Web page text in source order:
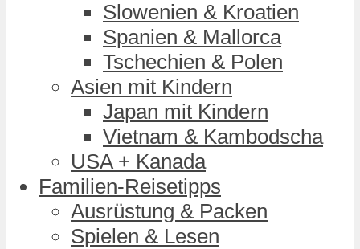
Slowenien & Kroatien
Spanien & Mallorca
Tschechien & Polen
Asien mit Kindern
Japan mit Kindern
Vietnam & Kambodscha
USA + Kanada
Familien-Reisetipps
Ausrüstung & Packen
Spielen & Lesen